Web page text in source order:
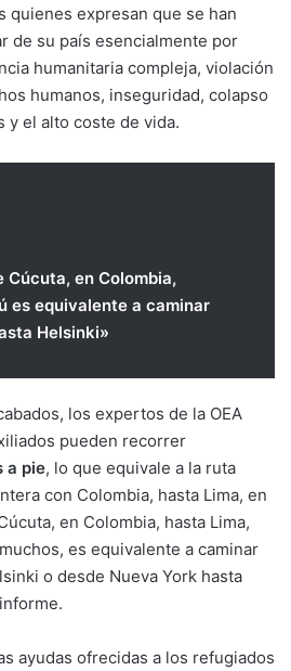
quienes expresan que se han
de su país esencialmente por
humanitaria compleja, violación
humanos, inseguridad, colapso
y el alto coste de vida.
Cúcuta, en Colombia,
es equivalente a caminar
Helsinki»
los expertos de la OEA
pueden recorrer
a pie, lo que equivale a la ruta
con Colombia, hasta Lima, en
en Colombia, hasta Lima,
es equivalente a caminar
o desde Nueva York hasta
ayudas ofrecidas a los refugiados